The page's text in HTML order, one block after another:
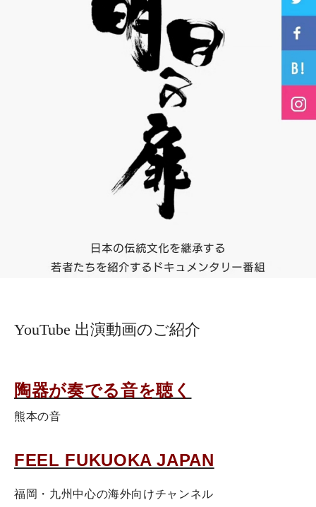
YouTube 出演動画のご紹介
陶器が奏でる音を聴く
熊本の音
FEEL FUKUOKA JAPAN
福岡・九州中心の海外向けチャンネル